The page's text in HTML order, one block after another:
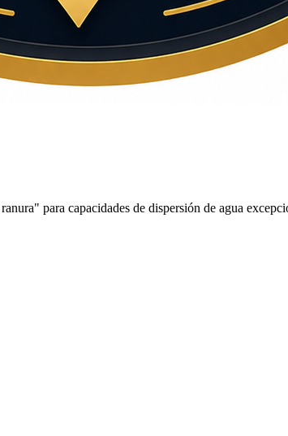
para capacidades de dispersión de agua